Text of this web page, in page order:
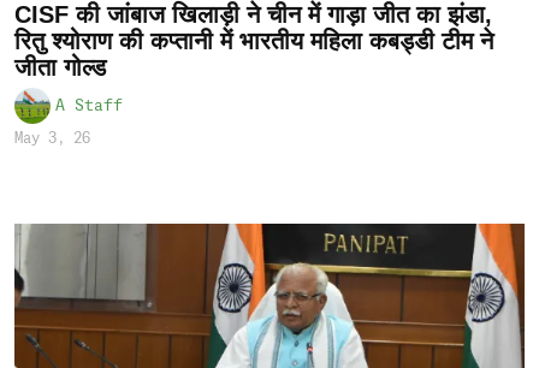
CISF की जांबाज खिलाड़ी ने चीन में गाड़ा जीत का झंडा,
रितु श्योराण की कप्तानी में भारतीय महिला कबड्डी टीम ने
जीता गोल्ड
A Staff
May 3, 26